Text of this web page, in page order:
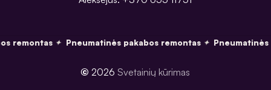
remontas ✦ Pneumatinės pakabos remontas ✦ Pneumatinės
©2026 Svetainių kūrimas